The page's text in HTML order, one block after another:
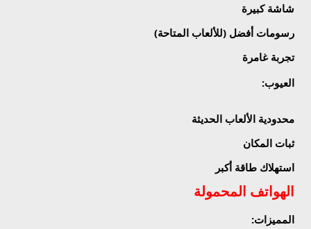
شاشة كبيرة
رسومات أفضل (للألعاب المتاحة)
تجربة غامرة
العيوب:
محدودية الألعاب الحديثة
ثبات المكان
استهلاك طاقة أكبر
الهواتف المحمولة
المميزات: